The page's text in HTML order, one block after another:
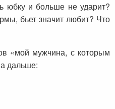
юбку и больше не ударит?
бьет значит любит? Что
«мой мужчина, с которым
дальше: